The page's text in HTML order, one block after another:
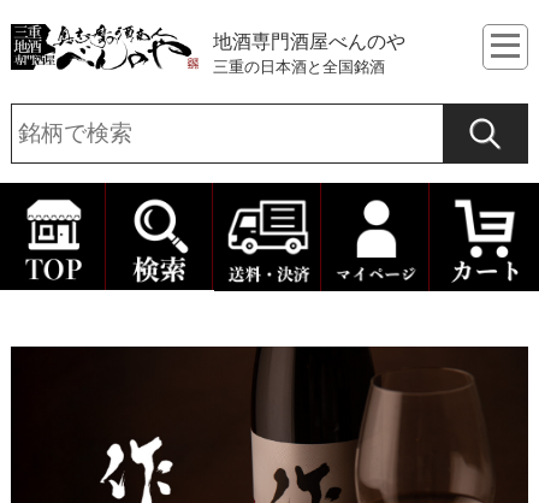
地酒専門酒屋べんのや
三重の日本酒と全国銘酒